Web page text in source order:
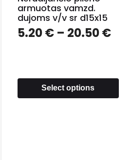
armuotas vamzd.
dujoms v/v sr d15x15
5.20€– 20.50€
Select options